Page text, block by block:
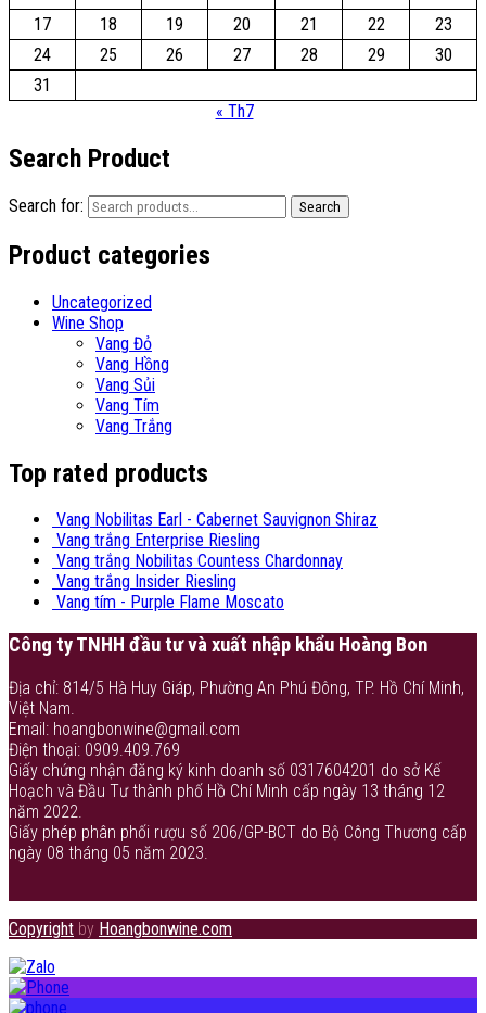
17
18 19 20 21 22
23
24
25 26 27 28 29
30
31
« Th7
Search Product
Search for: Search
Product categories
Uncategorized
Wine Shop
Vang Đỏ
Vang Hồng
Vang Sủi
Vang Tím
Vang Trắng
Top rated products
Vang Nobilitas Earl - Cabernet Sauvignon Shiraz
Vang trắng Enterprise Riesling
Vang trắng Nobilitas Countess Chardonnay
Vang trắng Insider Riesling
Vang tím - Purple Flame Moscato
Công ty TNHH đầu tư và xuất nhập khẩu Hoàng Bon
Địa chỉ: 814/5 Hà Huy Giáp, Phường An Phú Đông, TP. Hồ Chí Minh,
Việt Nam.
Email: hoangbonwine@gmail.com
Điện thoại: 0909.409.769
Giấy chứng nhận đăng ký kinh doanh số 0317604201 do sở Kế
Hoạch và Đầu Tư thành phố Hồ Chí Minh cấp ngày 13 tháng 12
năm 2022.
Giấy phép phân phối rượu số 206/GP-BCT do Bộ Công Thương cấp
ngày 08 tháng 05 năm 2023.
Copyright by Hoangbonwine.com